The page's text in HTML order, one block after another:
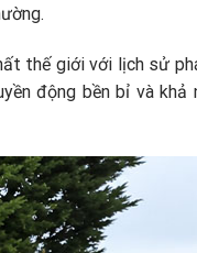
thế giới với lịch sử
động bền bỉ và